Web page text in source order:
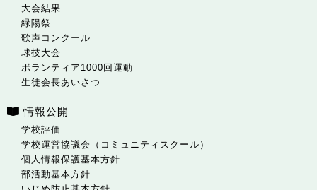
大会結果
緑陽祭
歌声コンクール
球技大会
ボランティア1000回運動
生徒会長あいさつ
情報公開
学校評価
学校運営協議会（コミュニティスクール）
個人情報保護基本方針
部活動基本方針